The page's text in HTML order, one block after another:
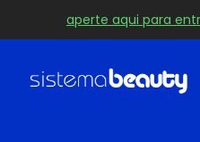
aperte aqui para